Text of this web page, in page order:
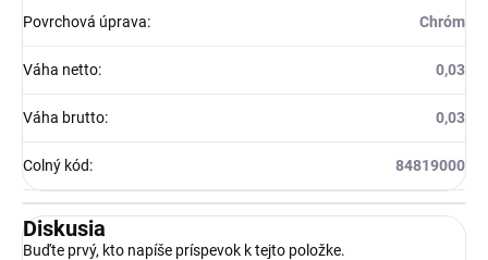
Povrchová úprava: Chróm
Váha netto: 0,03
Váha brutto: 0,03
Colný kód: 84819000
Diskusia
Buďte prvý, kto napíše príspevok k tejto položke.